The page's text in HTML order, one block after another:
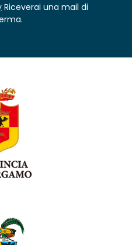
Riceverai una mail di